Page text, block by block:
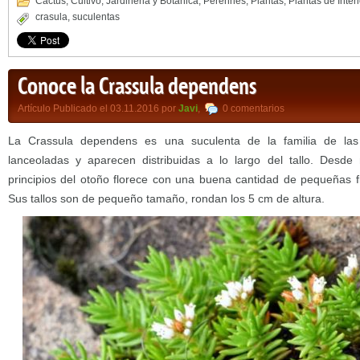
crasula, suculentas
Conoce la Crassula dependens
Artículo Publicado el 03.11.2016 por Javi, 0 comentarios
La Crassula dependens es una suculenta de la familia de
lanceoladas y aparecen distribuidas a lo largo del tallo.
principios del otoño florece con una buena cantidad de pequeñas
Sus tallos son de pequeño tamaño, rondan los 5 cm de altura.